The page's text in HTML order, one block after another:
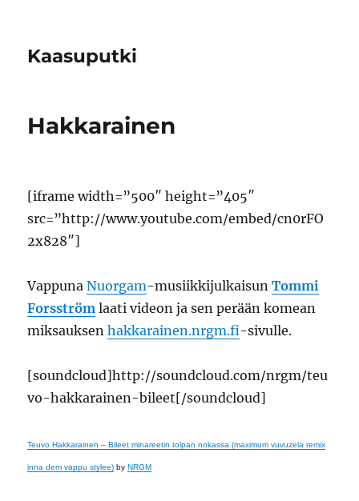
Kaasuputki
Hakkarainen
[iframe width=”500″ height=”405″
src=”http://www.youtube.com/embed/cn0rFO
2x828″]
VappunaNuorgam-musiikkijulkaisunTommi
Forsström laati videon ja sen perään komean
miksauksenhakkarainen.nrgm.fi-sivulle.
[soundcloud]http://soundcloud.com/nrgm/teu
vo-hakkarainen-bileet[/soundcloud]
Teuvo Hakkarainen – Bileet minareetin tolpan nokassa (maximum vuvuzela remix
inna dem vappu stylee) byNRGM